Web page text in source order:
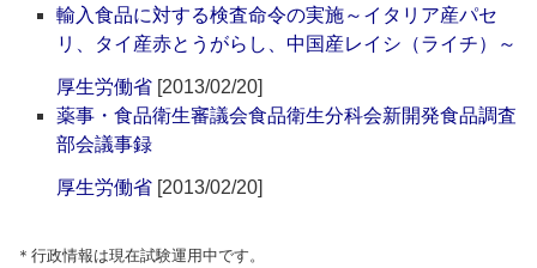
輸入食品に対する検査命令の実施～イタリア産パセ
リ、タイ産赤とうがらし、中国産レイシ（ライチ）～
厚生労働省 [2013/02/20]
薬事・食品衛生審議会食品衛生分科会新開発食品調査
部会議事録
厚生労働省 [2013/02/20]
＊行政情報は現在試験運用中です。